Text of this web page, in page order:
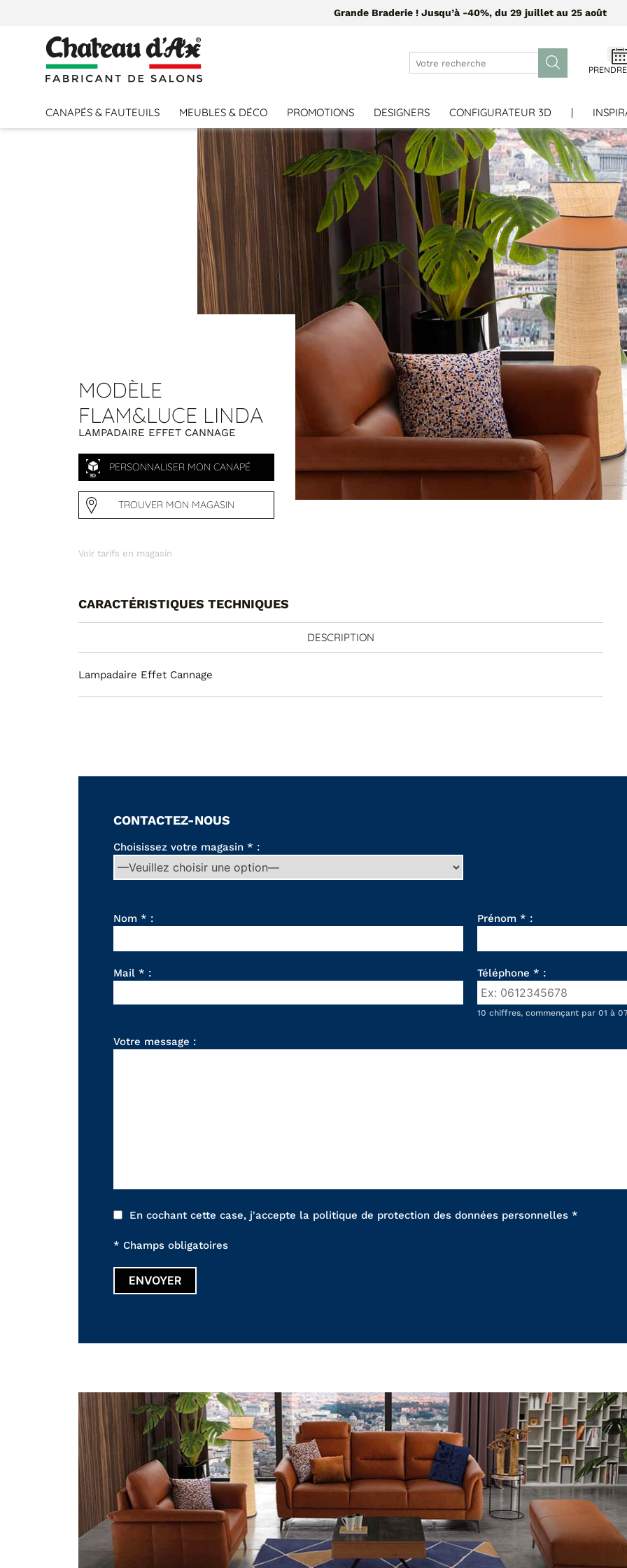
Grande Braderie ! Jusqu’à -40%, du 29 juillet au 25 août
CANAPÉS & FAUTEUILS MEUBLES & DÉCO PROMOTIONS DESIGNERS CONFIGURATEUR 3D |
MODÈLE
FLAM&LUCE LINDA
LAMPADAIRE EFFET CANNAGE
PERSONNALISER MON CANAPÉ
PERSONNALISER VOTRE CANAPÉ
MODÈLE
TROUVER MON MAGASIN
Voir tarifs en magasin
CARACTÉRISTIQUES TECHNIQUES
DESCRIPTION
Lampadaire Effet Cannage
CONTACTEZ-NOUS
Choisissez votre magasin * :
Nom * : Prénom * :
Mail * : Téléphone * :
10 chiffres, commençant par 01 à
Votre message :
En cochant cette case, j'accepte la politique de protection des données personnelles *
* Champs obligatoires